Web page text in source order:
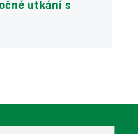
utkání s